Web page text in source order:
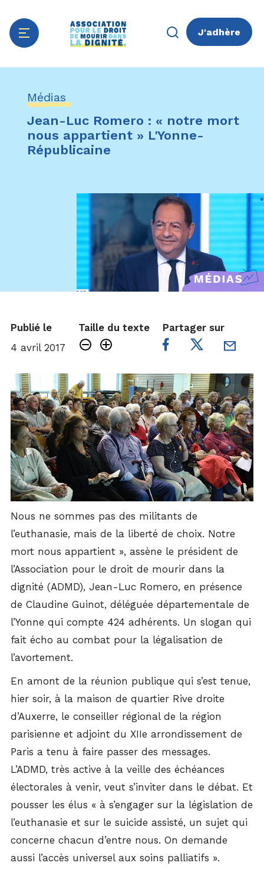
contenu
principal
J'adhère
Médias
Jean-Luc Romero : « notre mort
nous appartient » L'Yonne-
Républicaine
Publié le
4 avril 2017
Taille du texte Partager sur
Nous ne sommes pas des militants de
l’euthanasie, mais de la liberté de choix. Notre
mort nous appartient », assène le président de
l’Association pour le droit de mourir dans la
dignité (ADMD), Jean-Luc Romero, en présence
de Claudine Guinot, déléguée départementale de
l’Yonne qui compte 424 adhérents. Un slogan qui
fait écho au combat pour la légalisation de
l’avortement.
En amont de la réunion publique qui s’est tenue,
hier soir, à la maison de quartier Rive droite
d’Auxerre, le conseiller régional de la région
parisienne et adjoint du XIIe arrondissement de
Paris a tenu à faire passer des messages.
L’ADMD, très active à la veille des échéances
électorales à venir, veut s’inviter dans le débat. Et
pousser les élus « à s’engager sur la législation de
l’euthanasie et sur le suicide assisté, un sujet qui
concerne chacun d’entre nous. On demande
aussi l’accès universel aux soins palliatifs ».